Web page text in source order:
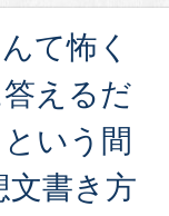
て怖く
えるだ
いう間
文書き方